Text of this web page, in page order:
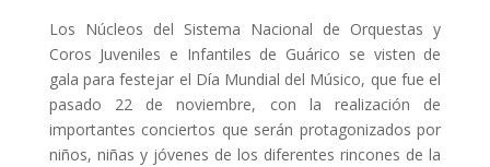
Los Núcleos del Sistema Nacional de Orquestas y
Coros Juveniles e Infantiles de Guárico se visten de
gala para festejar el Día Mundial del Músico, que fue el
pasado 22 de noviembre, con la realización de
importantes conciertos que serán protagonizados por
niños, niñas y jóvenes de los diferentes rincones de la